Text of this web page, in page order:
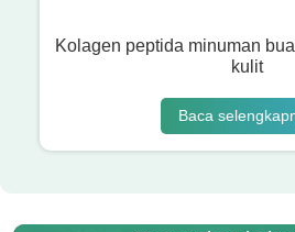
Kolagen peptida minuman
kulit
Baca